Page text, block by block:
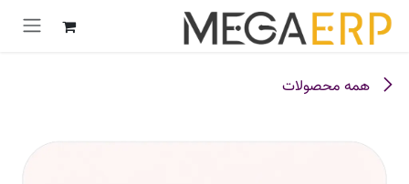
پرش به محتوا
همه محصولات